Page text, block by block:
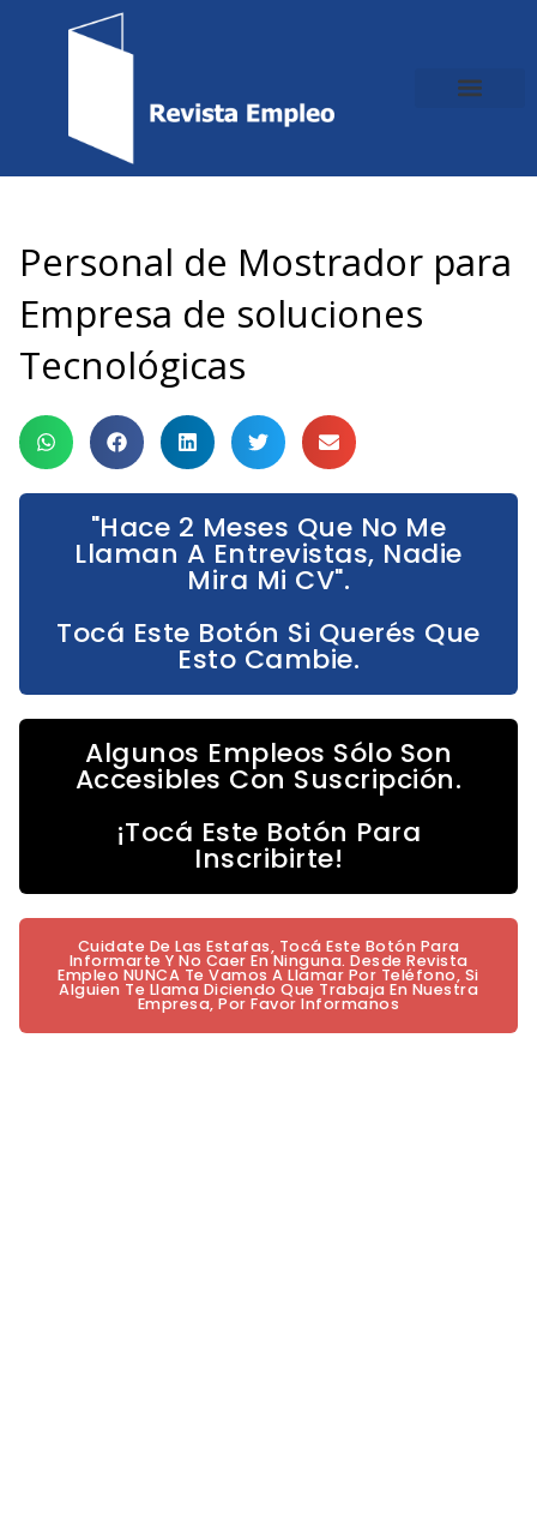
Personal de Mostrador para
Empresa de soluciones
Tecnológicas
"Hace 2 Meses Que No Me
Llaman A Entrevistas, Nadie
Mira Mi CV".
Tocá Este Botón Si Querés Que
Esto Cambie.
Algunos Empleos Sólo Son
Accesibles Con Suscripción.
¡Tocá Este Botón Para
Inscribirte!
Cuidate De Las Estafas, Tocá Este Botón Para
Informarte Y No Caer En Ninguna. Desde Revista
Empleo NUNCA Te Vamos A Llamar Por Teléfono, Si
Alguien Te Llama Diciendo Que Trabaja En Nuestra
Empresa, Por Favor Informanos